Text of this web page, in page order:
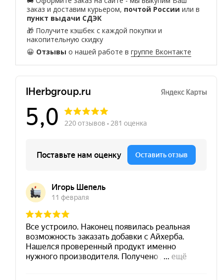
заказ и доставим курьером, почтой России или в
пункт выдачи СДЭК
🎁 Получите кэшбек с каждой покупки и
накопительную скидку
😀 Отзывы о нашей работе вгруппе Вконтакте